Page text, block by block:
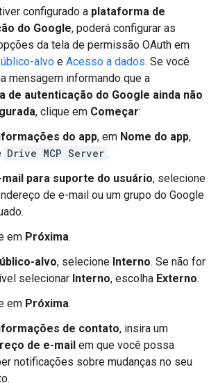
configurado a plataforma de
do Google, poderá configurar as
da tela de permissão OAuth em
alvo e Acesso a dados. Se você
mensagem informando que a
de autenticação do Google ainda não
, clique em Começar:
do app, em Nome do app,
Drive MCP Server .
mail para suporte do usuário, selecione
de e-mail ou um grupo do Google
em Próxima.
alvo, selecione Interno. Se não for
selecionar Interno, escolha Externo.
em Próxima.
de contato, insira um
de e-mail em que você possa
notificações sobre mudanças no seu